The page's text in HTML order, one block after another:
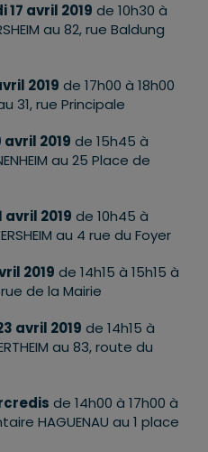
17 avril 2019 de 10h30 à
au 82, rue Baldung
2019 de 17h00 à 18h00
31, rue Principale
avril 2019 de 15h45 à
au 25 Place de
avril 2019 de 10h45 à
au 4 rue du Foyer
2019 de 14h15 à 15h15 à
rue de la Mairie
avril 2019 de 14h15 à
au 83, route du
de 14h00 à 17h00 à
HAGUENAU au 1 place